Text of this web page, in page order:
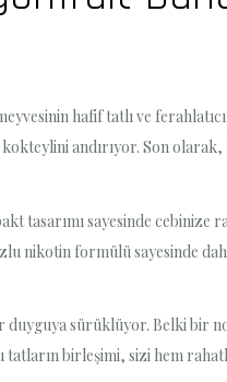
hafif tatlı ve
andırıyor. Son olarak,
tasarımı sayesinde cebinize
nikotin formülü sayesinde
duyguya sürüklüyor. Belki
tatların birleşimi, sizi hem